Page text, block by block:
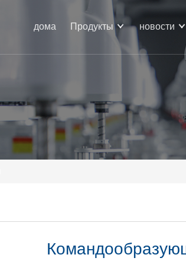
дома Продукты новости